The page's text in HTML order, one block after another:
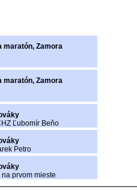
maratón, Zamora
maratón, Zamora
Ľubomír Beňo
Petro
prvom mieste